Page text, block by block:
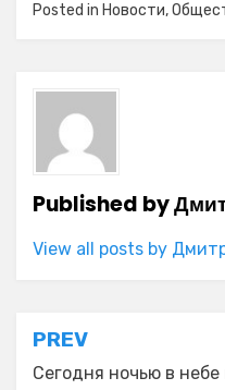
Posted in Новости,
Published by
View all posts by
Навигация
по
PREV
Сегодня ночью в